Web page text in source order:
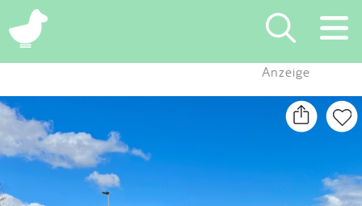
×
Suchen
Eintragen
App
Anzeige